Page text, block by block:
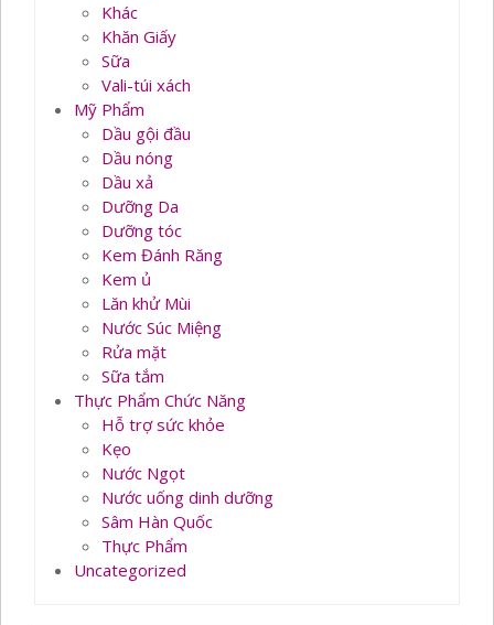
Khác
Khăn Giấy
Sữa
Vali-túi xách
Mỹ Phẩm
Dầu gội đầu
Dầu nóng
Dầu xả
Dưỡng Da
Dưỡng tóc
Kem Đánh Răng
Kem ủ
Lăn khử Mùi
Nước Súc Miệng
Rửa mặt
Sữa tắm
Thực Phẩm Chức Năng
Hỗ trợ sức khỏe
Kẹo
Nước Ngọt
Nước uống dinh dưỡng
Sâm Hàn Quốc
Thực Phẩm
Uncategorized